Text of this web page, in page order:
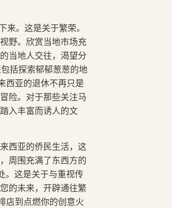
来。这是关于繁荣。
野。欣赏当地市场充
当地人交往，渴望分
括探索郁郁葱葱的地
西亚的退休不再只是
险。对于那些关注马
入丰富而诱人的文
西亚的侨民生活，这
周围充满了东西方的
。这是关于与重视传
的未来，开辟通往繁
店到点燃你的创意火